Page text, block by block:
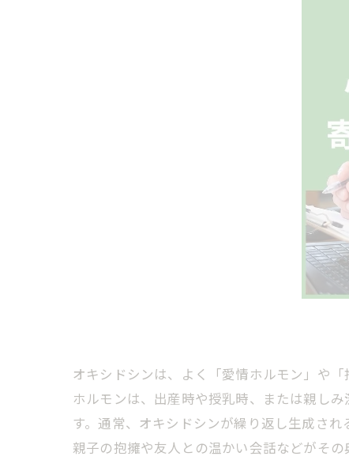
オキシドシンは、よく「愛情ホルモン」や
ホルモンは、出産時や授乳時、または親し
す。通常、オキシドシンが繰り返し生成さ
親子の抱擁や友人との温かい会話などがそ